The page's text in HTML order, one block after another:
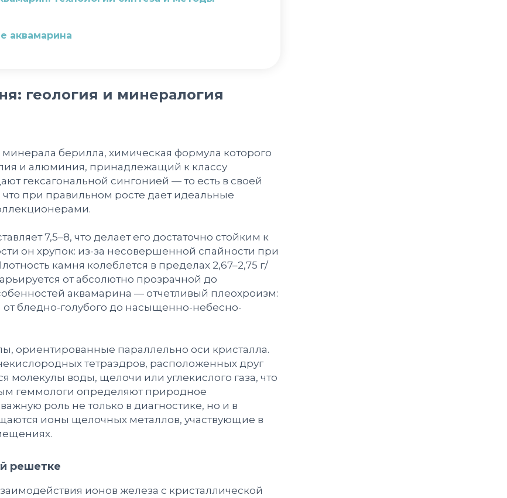
аквамарина
геология и минералогия
берилла, химическая формула которого
и алюминия, принадлежащий к классу
гексагональной сингонией — то есть в своей
при правильном росте дает идеальные
7,5–8, что делает его достаточно стойким к
он хрупок: из-за несовершенной спайности при
камня колеблется в пределах 2,67–2,75 г/
от абсолютно прозрачной до
аквамарина — отчетливый плеохроизм:
от бледно-голубого до насыщенно-небесно-
ориентированные параллельно оси кристалла.
тетраэдров, расположенных друг
молекулы воды, щелочи или углекислого газа, что
геммологи определяют природное
роль не только в диагностике, но и в
ионы щелочных металлов, участвующие в
решетке
ионов железа с кристаллической